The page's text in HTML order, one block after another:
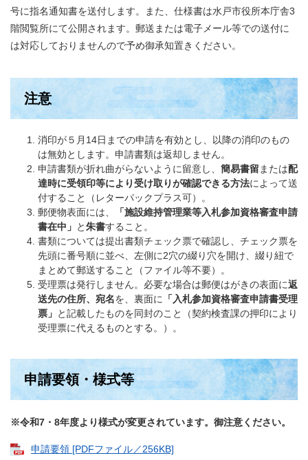
号に指名通知書を送付します。また、仕様書は水戸市役所本庁舎3
階閲覧所にて公開されます。郵送または電子メール等での送付に
は対応しておりませんので予め御承知置きください。
注意
消印が５月14日までの申請を有効とし、以降の消印のもの
は無効とします。申請書類は返却しません。
申請書類が折れ曲がらないように留意し、 簡易書留 または配
達時に受領印等により受け取りが確認できる方法によって送
付すること（レターパックプラス可）。
郵便物表面には、
「施設維持管理業等入札参加資格審査申請
書在中」 と朱書すること。
書類については提出書類チェック票で確認し、チェック票を
先頭に番号順に並べ、左側に2穴の綴り穴を開け、綴り紐で
まとめて郵送すること（ファイル等不要）。
受理票は発行しません。必要な場合は郵便はがきの表面に返
送先の住所、宛名を、裏面に
「入札参加資格審査申請書受理
票」 と記載したものを同封のこと（契約検査課の押印により
受理票に代えるものとする。）。
申請要領・様式等
※令和7・8年度より様式が変更されています。御注意ください。
申請要領 [PDFファイル／256KB]